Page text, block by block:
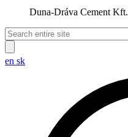
Duna-Dráva Cement Kft.
en sk